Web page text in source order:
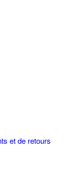
et de retours